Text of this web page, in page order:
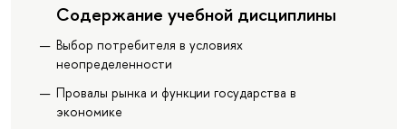
Содержание учебной дисциплины
Выбор потребителя в условиях
неопределенности
Провалы рынка и функции государства в
экономике